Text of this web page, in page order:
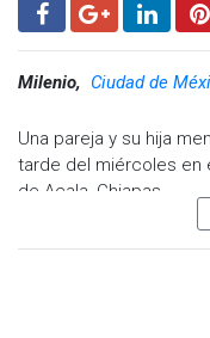
Milenio, Ciudad de
Una pareja y su hija
tarde del miércoles en
de Acala, Chiapas.
De acuerdo con el